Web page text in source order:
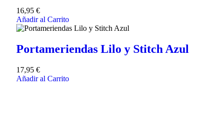
16,95 €
Añadir al Carrito
Portameriendas Lilo y Stitch Azul
17,95 €
Añadir al Carrito